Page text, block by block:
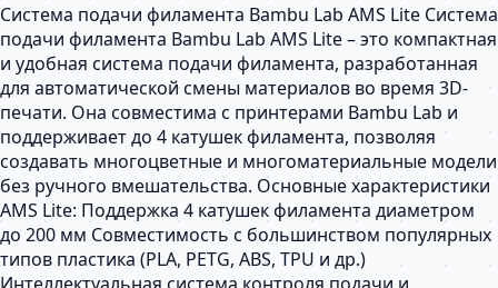
Система подачи филамента Bambu Lab AMS Lite Система
подачи филамента Bambu Lab AMS Lite – это компактная
и удобная система подачи филамента, разработанная
для автоматической смены материалов во время 3D-
печати. Она совместима с принтерами Bambu Lab и
поддерживает до 4 катушек филамента, позволяя
создавать многоцветные и многоматериальные модели
без ручного вмешательства. Основные характеристики
AMS Lite: Поддержка 4 катушек филамента диаметром
до 200 мм Совместимость с большинством популярных
типов пластика (PLA, PETG, ABS, TPU и др.)